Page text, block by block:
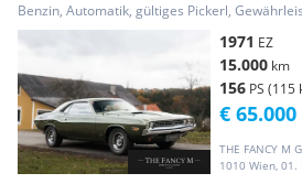
Benzin, Automatik, gültiges Pickerl,
1971 EZ
15.000 km
156 PS (115
THE FANCY M
1010 Wien,
€ 65.000